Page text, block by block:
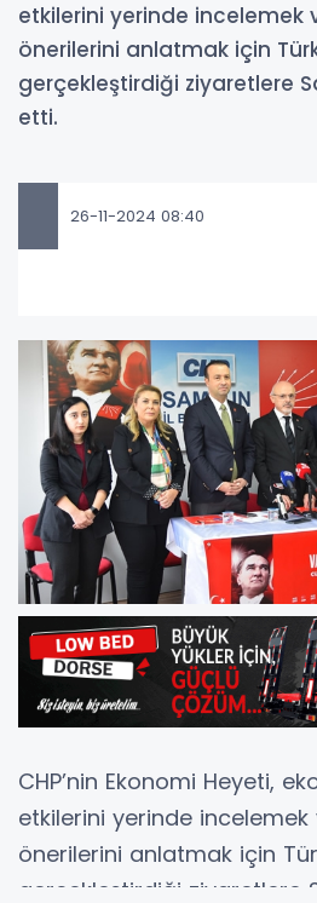
etkilerini yerinde incelemek
önerilerini anlatmak için
gerçekleştirdiği ziyaretlere
etti.
26-11-2024 08:40
CHP’nin Ekonomi Heyeti,
etkilerini yerinde
önerilerini anlatmak için
gerçekleştirdiği ziyaretlere